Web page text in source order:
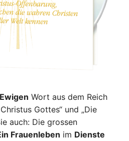
Ewigen Wort aus dem Reich
Christus Gottes“ und „Die
auch: Die grossen
Frauenleben im Dienste